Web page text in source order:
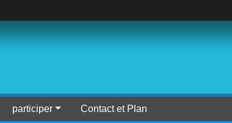
participer Contact et Plan